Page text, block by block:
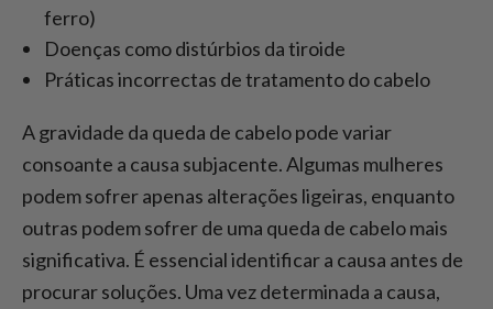
ferro)
Doenças como distúrbios da tiroide
Práticas incorrectas de tratamento do cabelo
A gravidade da queda de cabelo pode variar
consoante a causa subjacente. Algumas mulheres
podem sofrer apenas alterações ligeiras, enquanto
outras podem sofrer de uma queda de cabelo mais
significativa. É essencial identificar a causa antes de
procurar soluções. Uma vez determinada a causa,